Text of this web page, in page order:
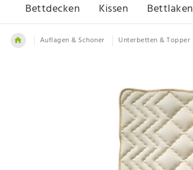
Bettdecken Kissen Bettlaken
Auflagen & Schoner Unterbetten & Topper